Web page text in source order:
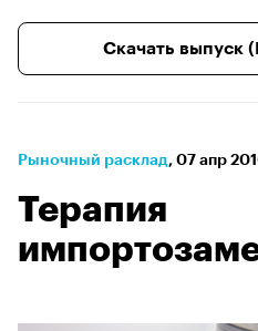
Скачать выпуск
Рыночный расклад⁠, 07 апр
Терапия